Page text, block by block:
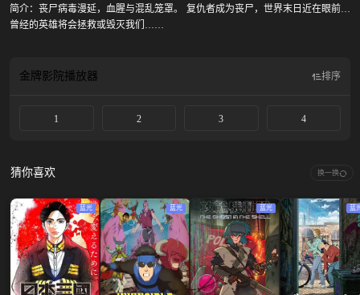
简介：丧尸病毒漫延，血腥与混乱笼罩。 复仇者成为丧尸，世界末日近在眼前。
曾经的英雄将会拯救或毁灭我们……
金牌影院播放器 排序
1 2 3 4
猜你喜欢 换一换
蓝光 蓝光 蓝光 蓝